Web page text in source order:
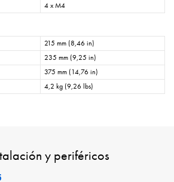
4 x M4
215 mm (8,46 in)
235 mm (9,25 in)
375 mm (14,76 in)
4,2 kg (9,26 lbs)
y periféricos